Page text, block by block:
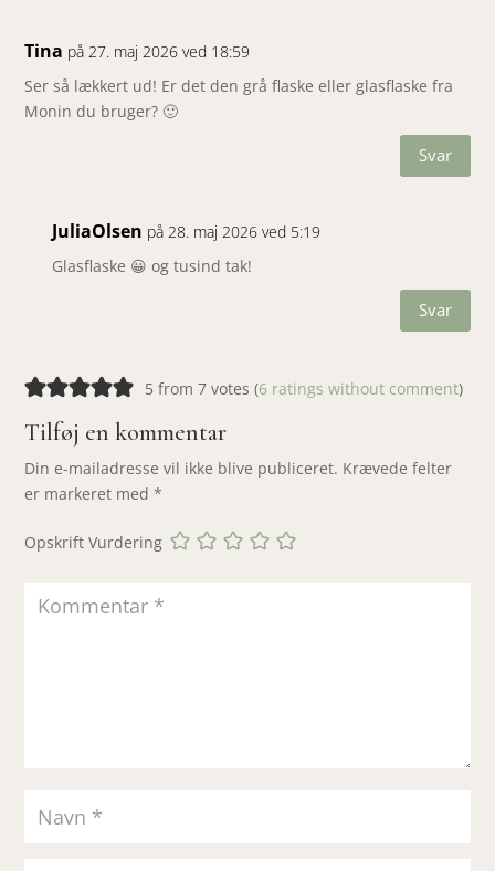
Tina på 27. maj 2026 ved 18:59
Ser så lækkert ud! Er det den grå flaske eller glasflaske fra
Monin du bruger? 🙂
Svar
JuliaOlsen på 28. maj 2026 ved 5:19
Glasflaske 😀 og tusind tak!
Svar
5 from 7 votes (6 ratings without comment)
Tilføj en kommentar
Din e-mailadresse vil ikke blive publiceret. Krævede felter
er markeret med*
Opskrift Vurdering